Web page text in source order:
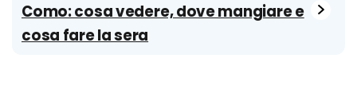
Como: cosa vedere, dove mangiare e
cosa fare la sera